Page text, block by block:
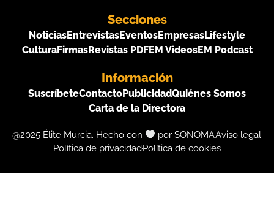
Secciones
NoticiasEntrevistasEventosEmpresasLifestyle
CulturaFirmasRevistas PDFEM VideosEM Podcast
Información
SuscríbeteContactoPublicidadQuiénes Somos
Carta de la Directora
@2025 Élite Murcia. Hecho con por SONOMAAviso legal
Política de privacidadPolítica de cookies